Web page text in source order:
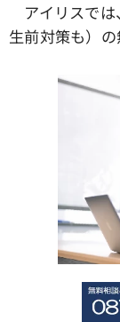
アイリスでは
生前対策も）の